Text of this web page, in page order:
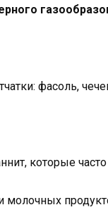
фасоль,
которые
молочных